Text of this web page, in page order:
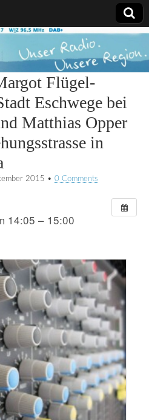
Flügel-
Eschwege bei
Matthias Opper
in
2015 • 0 Comments
14:05 – 15:00